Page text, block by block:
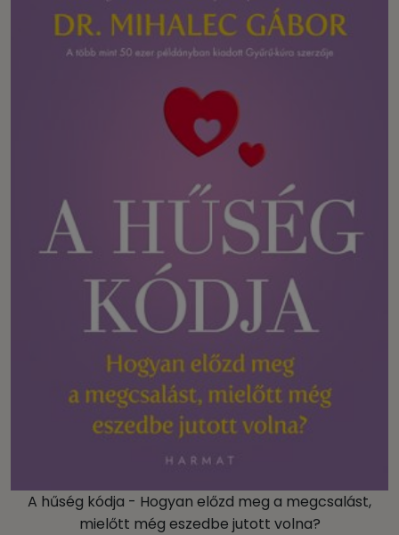
A hűség kódja - Hogyan előzd meg a megcsalást,
mielőtt még eszedbe jutott volna?